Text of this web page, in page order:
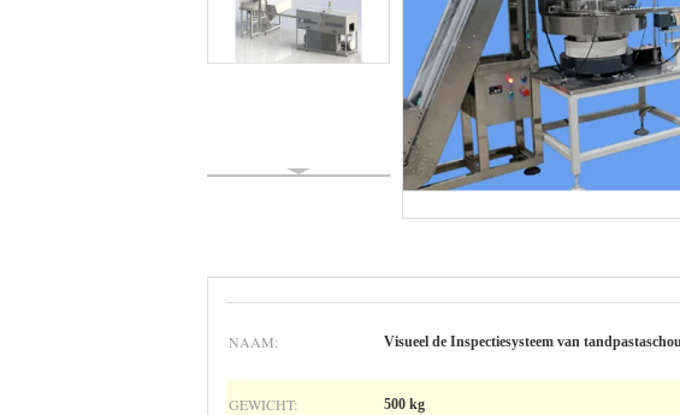
NAAM: Visueel de Inspectiesysteem van
GEWICHT: 500 kg